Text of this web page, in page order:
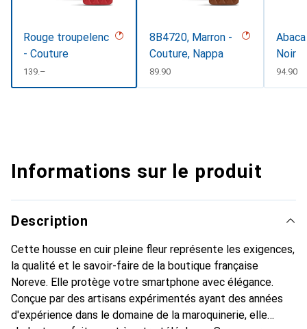
Rouge troupelenc
- Couture
CHF
139.–
8B4720, Marron -
Couture, Nappa
CHF
89.90
Noir
CHF
94.90
Informations sur le produit
Description
Cette housse en cuir pleine fleur représente les exigences,
la qualité et le savoir-faire de la boutique française
Noreve. Elle protège votre smartphone avec élégance.
Conçue par des artisans expérimentés ayant des années
d'expérience dans le domaine de la maroquinerie, elle